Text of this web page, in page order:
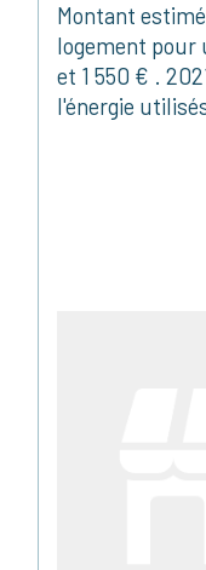
Montant
logement pour
et 1 550 € .
l'énergie